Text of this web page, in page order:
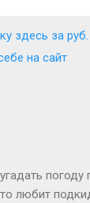
здесь за руб.
на сайт
любит